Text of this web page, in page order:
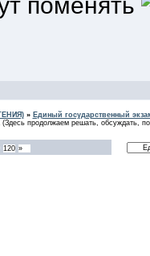
поменять
» Единый государственный
(Здесь продолжаем решать, обсуждать,
120 »